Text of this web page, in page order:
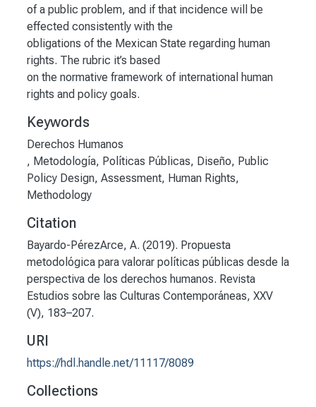
of a public problem, and if that incidence will be
effected consistently with the
obligations of the Mexican State regarding human
rights. The rubric it’s based
on the normative framework of international human
rights and policy goals.
Keywords
, Metodología, Políticas Públicas, Diseño, Public
Policy Design, Assessment, Human Rights,
Methodology
Citation
Bayardo-PérezArce, A. (2019). Propuesta
metodológica para valorar políticas públicas desde la
perspectiva de los derechos humanos. Revista
Estudios sobre las Culturas Contemporáneas, XXV
(V), 183–207.
URI
https://hdl.handle.net/11117/8089
Collections